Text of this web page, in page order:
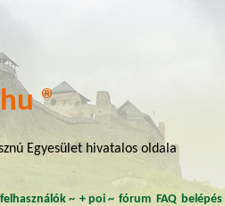
®
Egyesület hivatalos oldala
felhasználók~ + poi~ fórum FAQ belépés